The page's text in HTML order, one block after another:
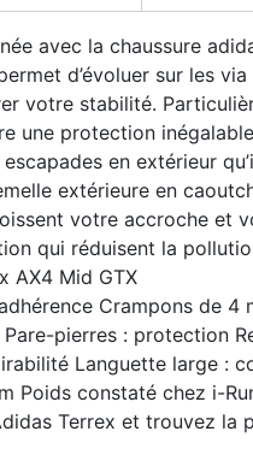
avec la chaussure
d’évoluer sur les
votre stabilité.
une protection
en extérieur
extérieure en
votre accroche et
qui réduisent la
AX4 Mid GTX
Crampons de
pierres : protection
Languette large :
Poids constaté chez i-
Terrex et trouvez